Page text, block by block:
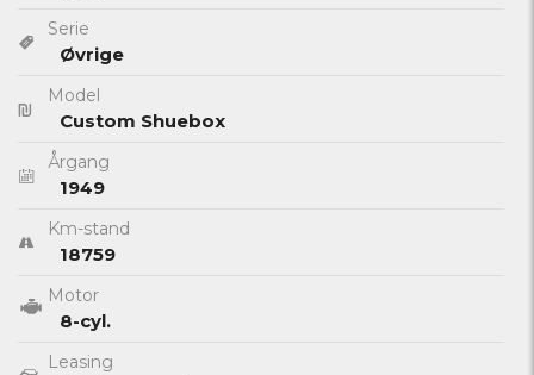
Serie
Øvrige
Model
Custom Shuebox
Årgang
1949
Km-stand
18759
Motor
8-cyl.
Leasing